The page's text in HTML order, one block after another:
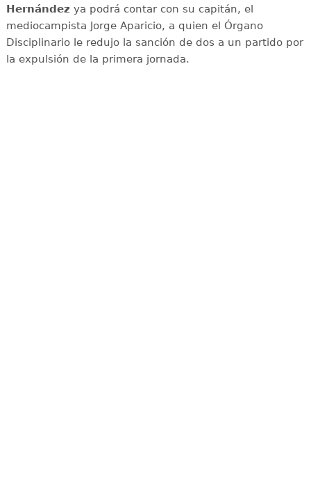
Hernández ya podrá contar con su capitán, el
mediocampista Jorge Aparicio, a quien el Órgano
Disciplinario le redujo la sanción de dos a un partido por
la expulsión de la primera jornada.